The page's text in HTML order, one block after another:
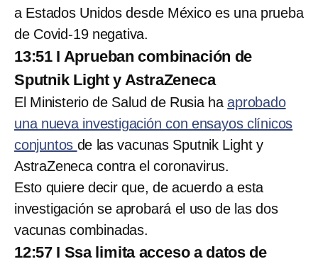
a Estados Unidos desde México es una prueba
de Covid-19 negativa.
13:51 I Aprueban combinación de
Sputnik Light y AstraZeneca
El Ministerio de Salud de Rusia haaprobado
una nueva investigación con ensayos clínicos
conjuntos de las vacunas Sputnik Light y
AstraZeneca contra el coronavirus.
Esto quiere decir que, de acuerdo a esta
investigación se aprobará el uso de las dos
vacunas combinadas.
12:57 I Ssa limita acceso a datos de